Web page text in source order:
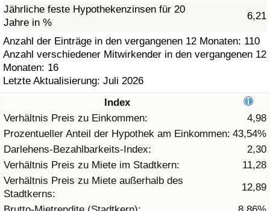
Jährliche feste Hypothekenzinsen für 20
Jahre in %
6,21
Anzahl der Einträge in den vergangenen 12 Monaten: 110
Anzahl verschiedener Mitwirkender in den vergangenen 12
Monaten: 16
Letzte Aktualisierung: Juli 2026
Index
Verhältnis Preis zu Einkommen:
4,98
Prozentueller Anteil der Hypothek am Einkommen: 43,54%
Darlehens-Bezahlbarkeits-Index:
2,30
Verhältnis Preis zu Miete im Stadtkern:
11,28
Verhältnis Preis zu Miete außerhalb des
Stadtkerns:
12,89
Gesundheitsversorgungs-Index
Gesundheitsversorgungs-Index nach Land
Umweltverschmutzung
Umweltverschmutzungs-Index (aktuell)
Verschmutzungsindex
Umweltverschmutzungs-Index nach Land
Verkehr